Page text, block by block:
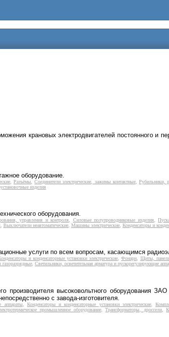
крановых электродвигателей постоянного и
оборудование.
,Разъёмы ,Соединители электрические, зажимы контактные, Рубильники,
изделия
оборудования.
управления и контроля Силовые полупроводниковые изделия ,
Выключатели неавтоматические Машины электрические Конденсаторы и
услуги по всем вопросам, касающимся
и конденсаторные установки электрические,Фонари, Щиты,
, Светильники, осветительная арматура и пускорегулирующие
высоковольтного оборудования
с завода-изготовителя.
аппараты Конденсаторы и конденсаторные установки электрические,
промышленное оборудование,Трансформаторы, дроссели ,